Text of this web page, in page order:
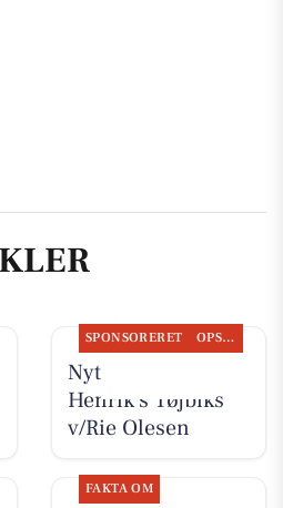
SPONSORERET OPSLAGSTAVLEN
Nyt fra Rie &
Henrik's Tøjbiks
v/Rie Olesen
FAKTA OM